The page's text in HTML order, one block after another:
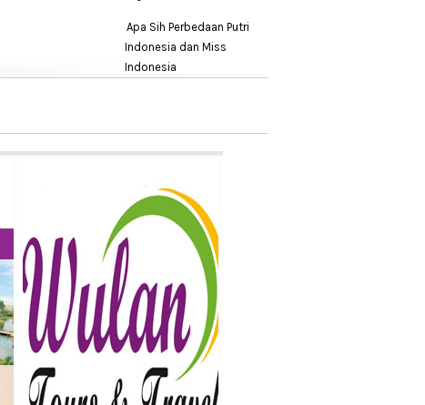
Apa Sih Perbedaan Putri
Indonesia dan Miss
Indonesia